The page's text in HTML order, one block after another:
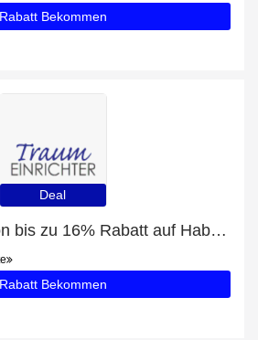
Rabatt Bekommen
Deal
Profitieren Sie von bis zu 16% Rabatt auf Habufa Sideboard Brooklyn 37154
Rabatt Bekommen